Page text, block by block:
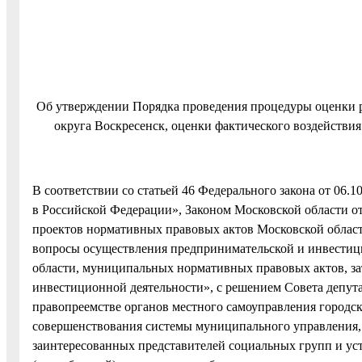
Об утверждении Порядка проведения процедуры оценки
округа Воскресенск, оценки фактического
В соответствии со статьей 46 Федерального закона от
в Российской Федерации», Законом Московской области
проектов нормативных правовых актов Московской
вопросы осуществления предпринимательской и
области, муниципальных нормативных правовых актов,
инвестиционной деятельности», с решением Совета
правопреемстве органов местного самоуправления
совершенствования системы муниципального
заинтересованных представителей социальных групп и